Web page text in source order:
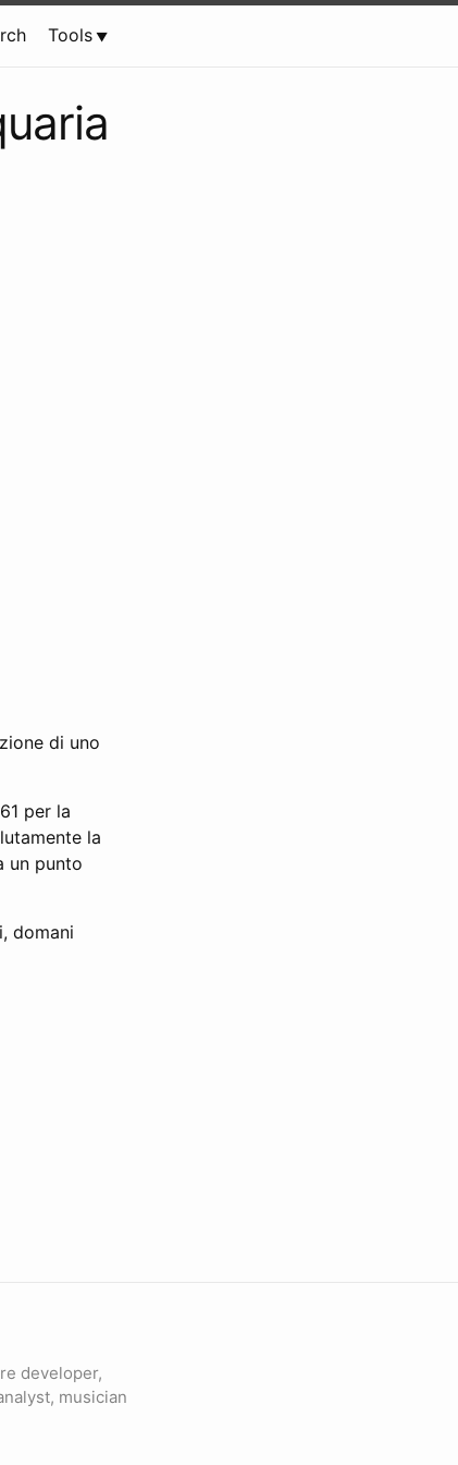
Tools
di uno
per la
la
un punto
domani
developer,
musician